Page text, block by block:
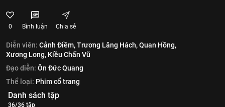
0 Bình luận Chia sẻ
Diễn viên: Cảnh Điềm,Trương Lăng Hách,Quan Hồng,
Xương Long, Kiều Chấn Vũ
Đạo diễn: Ôn Đức Quang
Thể loại: Phim cổ trang
Danh sách tập
36/36 tập